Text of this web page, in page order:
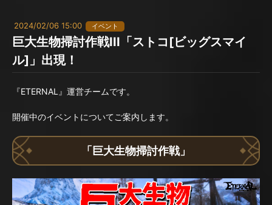
2024/02/06 15:00 イベント
巨大生物掃討作戦III「ストコ[ビッグスマイ
ル]」出現！
『ETERNAL』運営チームです。
開催中のイベントについてご案内します。
「巨大生物掃討作戦」